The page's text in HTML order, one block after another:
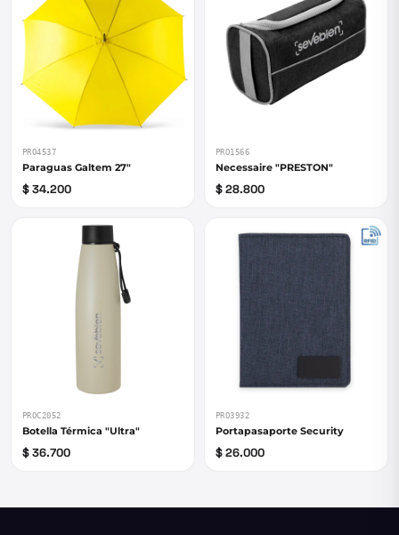
PRO4537
Paraguas Galtem 27"
$ 34.200
PRO1566
Necessaire "PRESTON"
$ 28.800
PROC2052
Botella Térmica "Ultra"
$ 36.700
PRO3932
Portapasaporte Security
$ 26.000